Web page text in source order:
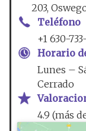
203,
Teléfono
+1 630-
Horario
Lunes –
Cerrado
4.9 (más